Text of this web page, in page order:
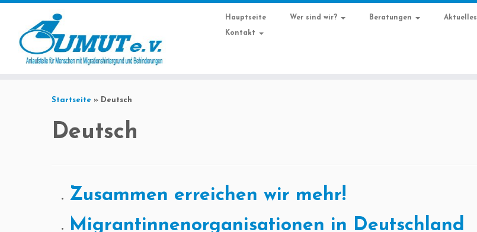
Hauptseite Wer sind wir? Beratungen Aktuelles
Kontakt
Startseite » Deutsch
Deutsch
Zusammen erreichen wir mehr!
Migrantinnenorganisationen in Deutschland